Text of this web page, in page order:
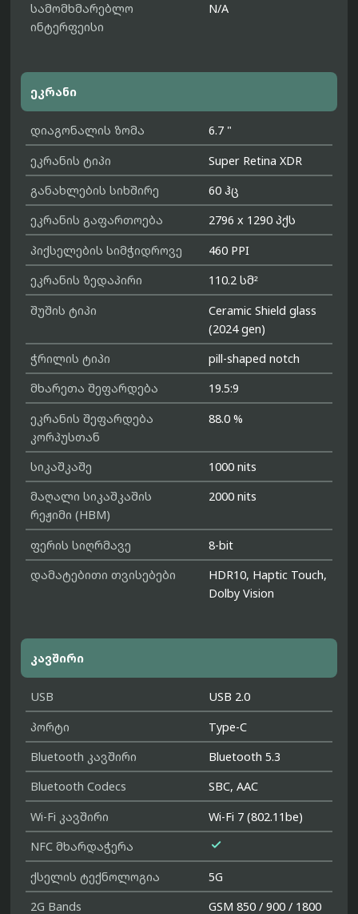
სამომხმარებლო
ინტერფეისი
N/A
ეკრანი
დიაგონალის ზომა
6.7 "
ეკრანის ტიპი
Super Retina XDR
განახლების სიხშირე
60 ჰც
ეკრანის გაფართოება
2796 x 1290 პქს
პიქსელების სიმჭიდროვე
460 PPI
ეკრანის ზედაპირი
110.2 სმ²
შუშის ტიპი
Ceramic Shield glass
(2024 gen)
ჭრილის ტიპი
pill-shaped notch
მხარეთა შეფარდება
19.5:9
ეკრანის შეფარდება
კორპუსთან
88.0 %
სიკაშკაშე
1000 nits
მაღალი სიკაშკაშის
რეჟიმი (HBM)
2000 nits
ფერის სიღრმავე
8-bit
დამატებითი თვისებები
HDR10, Haptic Touch,
Dolby Vision
კავშირი
USB
USB 2.0
პორტი
Type-C
Bluetooth კავშირი
Bluetooth 5.3
Bluetooth Codecs
SBC, AAC
Wi-Fi კავშირი
Wi-Fi 7 (802.11be)
NFC მხარდაჭერა

ქსელის ტექნოლოგია
5G
2G Bands
GSM 850 / 900 / 1800